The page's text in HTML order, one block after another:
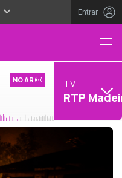
Entrar
NO AR TV
RTP